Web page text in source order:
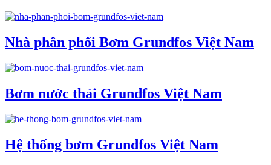
Nhà phân phối Bơm Grundfos Việt Nam
Bơm nước thải Grundfos Việt Nam
Hệ thống bơm Grundfos Việt Nam